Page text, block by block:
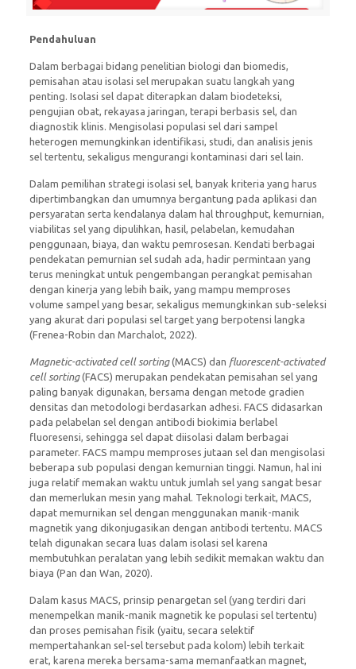
Pendahuluan
Dalam berbagai bidang penelitian biologi dan biomedis,
pemisahan atau isolasi sel merupakan suatu langkah yang
penting. Isolasi sel dapat diterapkan dalam biodeteksi,
pengujian obat, rekayasa jaringan, terapi berbasis sel, dan
diagnostik klinis. Mengisolasi populasi sel dari sampel
heterogen memungkinkan identifikasi, studi, dan analisis jenis
sel tertentu, sekaligus mengurangi kontaminasi dari sel lain.
Dalam pemilihan strategi isolasi sel, banyak kriteria yang harus
dipertimbangkan dan umumnya bergantung pada aplikasi dan
persyaratan serta kendalanya dalam hal throughput, kemurnian,
viabilitas sel yang dipulihkan, hasil, pelabelan, kemudahan
penggunaan, biaya, dan waktu pemrosesan. Kendati berbagai
pendekatan pemurnian sel sudah ada, hadir permintaan yang
terus meningkat untuk pengembangan perangkat pemisahan
dengan kinerja yang lebih baik, yang mampu memproses
volume sampel yang besar, sekaligus memungkinkan sub-seleksi
yang akurat dari populasi sel target yang berpotensi langka
(Frenea-Robin dan Marchalot, 2022).
Magnetic-activated cell sorting(MACS) dan fluorescent-activated
cell sorting(FACS) merupakan pendekatan pemisahan sel yang
paling banyak digunakan, bersama dengan metode gradien
densitas dan metodologi berdasarkan adhesi. FACS didasarkan
pada pelabelan sel dengan antibodi biokimia berlabel
fluoresensi, sehingga sel dapat diisolasi dalam berbagai
parameter. FACS mampu memproses jutaan sel dan mengisolasi
beberapa sub populasi dengan kemurnian tinggi. Namun, hal ini
juga relatif memakan waktu untuk jumlah sel yang sangat besar
dan memerlukan mesin yang mahal. Teknologi terkait, MACS,
dapat memurnikan sel dengan menggunakan manik-manik
magnetik yang dikonjugasikan dengan antibodi tertentu. MACS
telah digunakan secara luas dalam isolasi sel karena
membutuhkan peralatan yang lebih sedikit memakan waktu dan
biaya (Pan dan Wan, 2020).
Dalam kasus MACS, prinsip penargetan sel (yang terdiri dari
menempelkan manik-manik magnetik ke populasi sel tertentu)
dan proses pemisahan fisik (yaitu, secara selektif
mempertahankan sel-sel tersebut pada kolom) lebih terkait
erat, karena mereka bersama-sama memanfaatkan magnet,